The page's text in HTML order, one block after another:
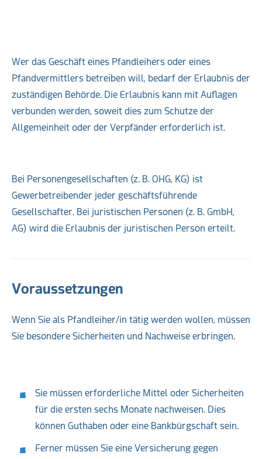
Wer das Geschäft eines Pfandleihers oder eines
Pfandvermittlers betreiben will, bedarf der Erlaubnis der
zuständigen Behörde. Die Erlaubnis kann mit Auflagen
verbunden werden, soweit dies zum Schutze der
Allgemeinheit oder der Verpfänder erforderlich ist.
Bei Personengesellschaften (z. B. OHG, KG) ist
Gewerbetreibender jeder geschäftsführende
Gesellschafter. Bei juristischen Personen (z. B. GmbH,
AG) wird die Erlaubnis der juristischen Person erteilt.
Voraussetzungen
Wenn Sie als Pfandleiher/in tätig werden wollen, müssen
Sie besondere Sicherheiten und Nachweise erbringen.
Sie müssen erforderliche Mittel oder Sicherheiten
für die ersten sechs Monate nachweisen. Dies
können Guthaben oder eine Bankbürgschaft sein.
Ferner müssen Sie eine Versicherung gegen